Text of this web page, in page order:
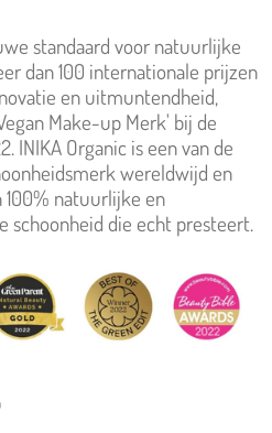
standaard voor natuurlijke
dan 100 internationale prijzen
en uitmuntendheid,
Make-up Merk' bij de
INIKA Organic is een van de
wereldwijd en
100% natuurlijke en
schoonheid die echt presteert.